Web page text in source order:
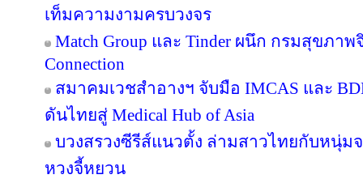
เท็มความงามครบวงจร
Match Group และ Tinder ผนึก กรมสุขภา
Connection
สมาคมเวชสำอางฯ จับมือ IMCAS และ
ดันไทยสู่ Medical Hub of Asia
บวงสรวงซีรีส์แนวตั้ง ล่ามสาวไทยกับหนุ่ม
หวงจี้หยวน